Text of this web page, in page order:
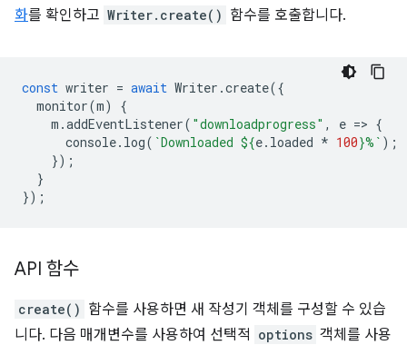
화를 확인하고 Writer.create() 함수를 호출합니다.
const writer = await Writer .create({
monitor(m)
{
m .addEventListener( "downloadprogress" , e => {
console. log( `Downloaded ${e. loaded * 100}%` );
});
}
});
API 함수
create() 함수를 사용하면 새 작성기 객체를 구성할 수 있습
니다. 다음 매개변수를 사용하여 선택적 options 객체를 사용